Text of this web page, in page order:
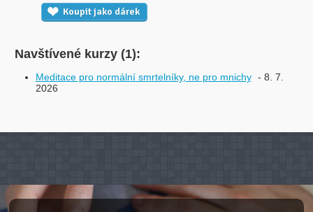
Koupit jako dárek
Navštívené kurzy (1):
Meditace pro normální smrtelníky, ne pro mnichy - 8. 7.
2026